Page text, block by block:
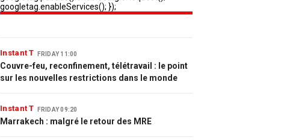
Instant T FRIDAY 11:00
Couvre-feu, reconfinement, télétravail : le point
sur les nouvelles restrictions dans le monde
Instant T FRIDAY 09:20
Marrakech : malgré le retour des MRE